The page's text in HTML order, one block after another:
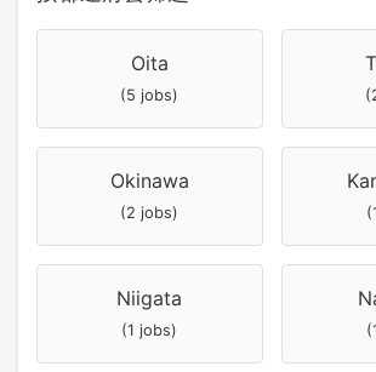
Oita
(5 jobs)
Okinawa
(2 jobs)
Niigata
(1 jobs)